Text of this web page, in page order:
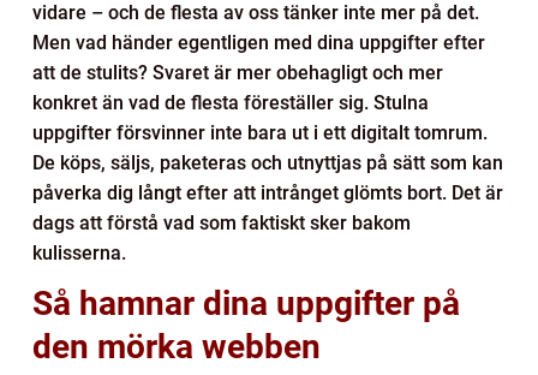
vidare – och de flesta av oss tänker inte mer på det.
Men vad händer egentligen med dina uppgifter efter
att de stulits? Svaret är mer obehagligt och mer
konkret än vad de flesta föreställer sig. Stulna
uppgifter försvinner inte bara ut i ett digitalt tomrum.
De köps, säljs, paketeras och utnyttjas på sätt som kan
påverka dig långt efter att intrånget glömts bort. Det är
dags att förstå vad som faktiskt sker bakom
kulisserna.
Så hamnar dina uppgifter på
den mörka webben